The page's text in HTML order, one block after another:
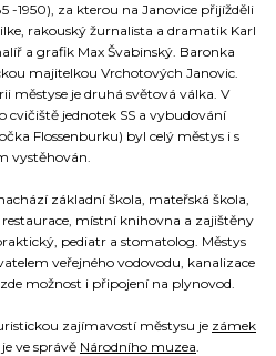
-1950), za kterou na Janovice přijížděli
rakouský žurnalista a dramatik Karl
a grafik Max Švabinský. Baronka
majitelkou Vrchotových Janovic.
městyse je druhá světová válka. V
cvičiště jednotek SS a vybudování
Flossenburku) byl celý městys i s
vystěhován.
základní škola, mateřská škola,
místní knihovna a zajištěny
pediatr a stomatolog. Městys
veřejného vodovodu, kanalizace
možnost i připojení na plynovod.
zajímavostí městysu je zámek
ve správě Národního muzea.